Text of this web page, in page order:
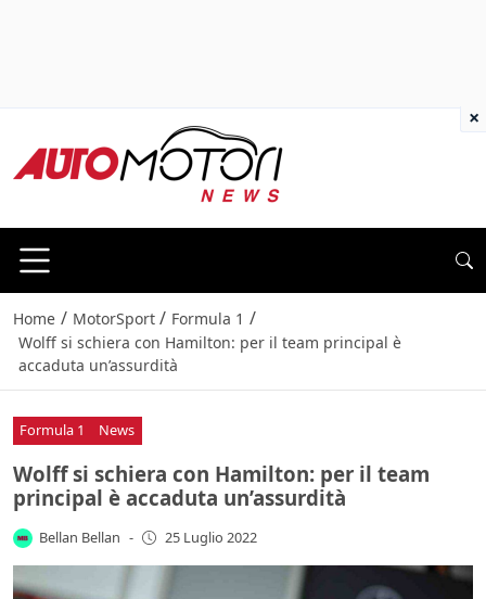
Home / MotorSport / Formula 1 /
Wolff si schiera con Hamilton: per il team principal è
accaduta un’assurdità
Formula 1 News
Wolff si schiera con Hamilton: per il team
principal è accaduta un’assurdità
Bellan Bellan - 25 Luglio 2022
×